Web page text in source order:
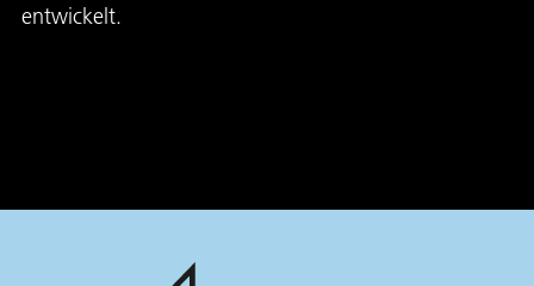
entwickelt.